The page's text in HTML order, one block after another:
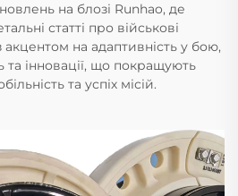
на блозі Runhao, де
статті про військові
на адаптивність у бою,
та інновації, що покращують
та успіх місій.